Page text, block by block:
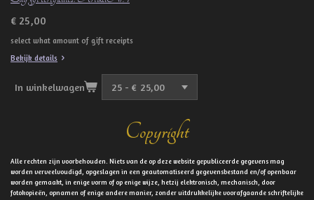
€ 25,00
select what amount of gift receipts
Bekijk details
In winkelwagen
Copyright
Alle rechten zijn voorbehouden. Niets van de op deze website gepubliceerde gegevens mag
worden verveelvoudigd, opgeslagen in een geautomatiseerd gegevensbestand en/of openbaar
worden gemaakt, in enige vorm of op enige wijze, hetzij elektronisch, mechanisch, door
fotokopieën, opnamen of enige andere manier, zonder uitdrukkelijke voorafgaande schriftelijke